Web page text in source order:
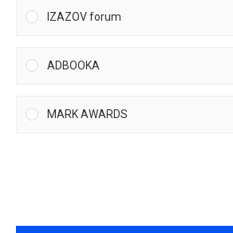
IZAZOV forum
ADBOOKA
MARK AWARDS